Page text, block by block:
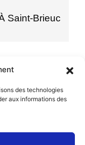
des technologies
aux informations des
Saint-Brieuc